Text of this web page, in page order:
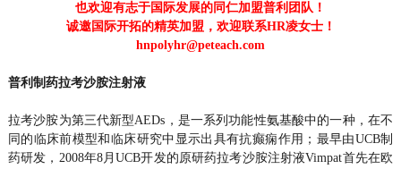
也欢迎有志于国际发展的同仁加盟普利团队！
诚邀国际开拓的精英加盟，欢迎联系HR凌女士！
hnpolyhr@peteach.com
普利制药拉考沙胺注射液
拉考沙胺为第三代新型AEDs，是一系列功能性氨基酸中的一种，在不
同的临床前模型和临床研究中显示出具有抗癫痫作用；最早由UCB制
药研发，2008年8月UCB开发的原研药拉考沙胺注射液Vimpat首先在欧